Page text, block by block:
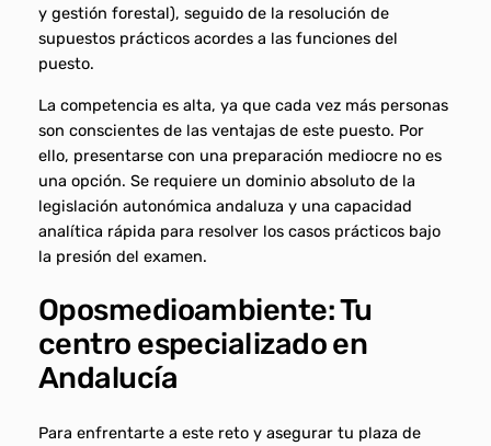
y gestión forestal), seguido de la resolución de
supuestos prácticos acordes a las funciones del
puesto.
La competencia es alta, ya que cada vez más personas
son conscientes de las ventajas de este puesto. Por
ello, presentarse con una preparación mediocre no es
una opción. Se requiere un dominio absoluto de la
legislación autonómica andaluza y una capacidad
analítica rápida para resolver los casos prácticos bajo
la presión del examen.
Oposmedioambiente: Tu
centro especializado en
Andalucía
Para enfrentarte a este reto y asegurar tu plaza de